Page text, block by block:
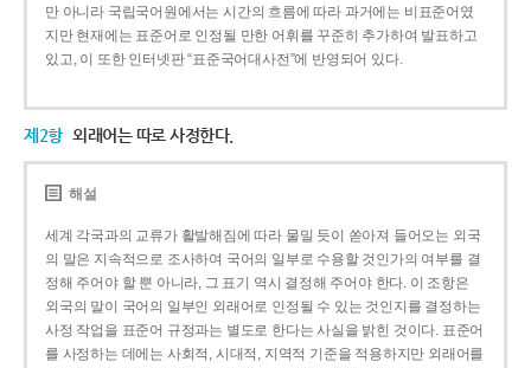
만 아니라 국립국어원에서는 시간의 흐름에 따라 과거에는 비표준어였
지만 현재에는 표준어로 인정될 만한 어휘를 꾸준히 추가하여 발표하고
있고, 이 또한 인터넷판 “표준국어대사전”에 반영되어 있다.
제2항 외래어는 따로 사정한다.
해설
세계 각국과의 교류가 활발해짐에 따라 물밀 듯이 쏟아져 들어오는 외국
의 말은 지속적으로 조사하여 국어의 일부로 수용할 것인가의 여부를 결
정해 주어야 할 뿐 아니라, 그 표기 역시 결정해 주어야 한다. 이 조항은
외국의 말이 국어의 일부인 외래어로 인정될 수 있는 것인지를 결정하는
사정 작업을 표준어 규정과는 별도로 한다는 사실을 밝힌 것이다. 표준어
를 사정하는 데에는 사회적, 시대적, 지역적 기준을 적용하지만 외래어를